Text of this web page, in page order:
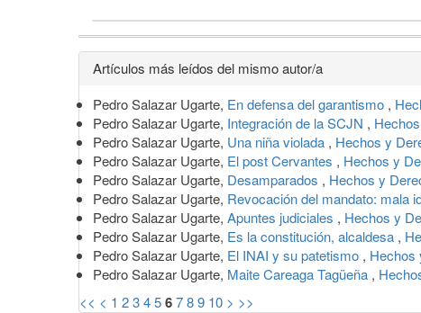
Detalles
del
artículo
Artículos más leídos del mismo autor/a
Pedro Salazar Ugarte, En defensa del garantismo ,
Pedro Salazar Ugarte, Integración de la SCJN ,
Pedro Salazar Ugarte, Una niña violada , Hechos y
Pedro Salazar Ugarte, El post Cervantes , Hechos y
Pedro Salazar Ugarte, Desamparados , Hechos y
Pedro Salazar Ugarte, Revocación del mandato: mala
Pedro Salazar Ugarte, Apuntes judiciales , Hechos y
Pedro Salazar Ugarte, Es la constitución, alcaldesa ,
Pedro Salazar Ugarte, El INAI y su patetismo , Hechos
Pedro Salazar Ugarte, Maite Careaga Tagüeña ,
<< < 1 23456789 10 > >>